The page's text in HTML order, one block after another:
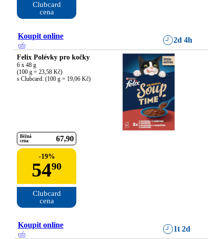
Clubcard
cena
Koupit online 2d 4h
Felix Polévky pro kočky
6 x 48 g
(100 g = 23,58 Kč)
s Clubcard: (100 g = 19,06 Kč)
Běžná
cena
67 90
-19%
5490
Clubcard
cena
Koupit online 1t 2d